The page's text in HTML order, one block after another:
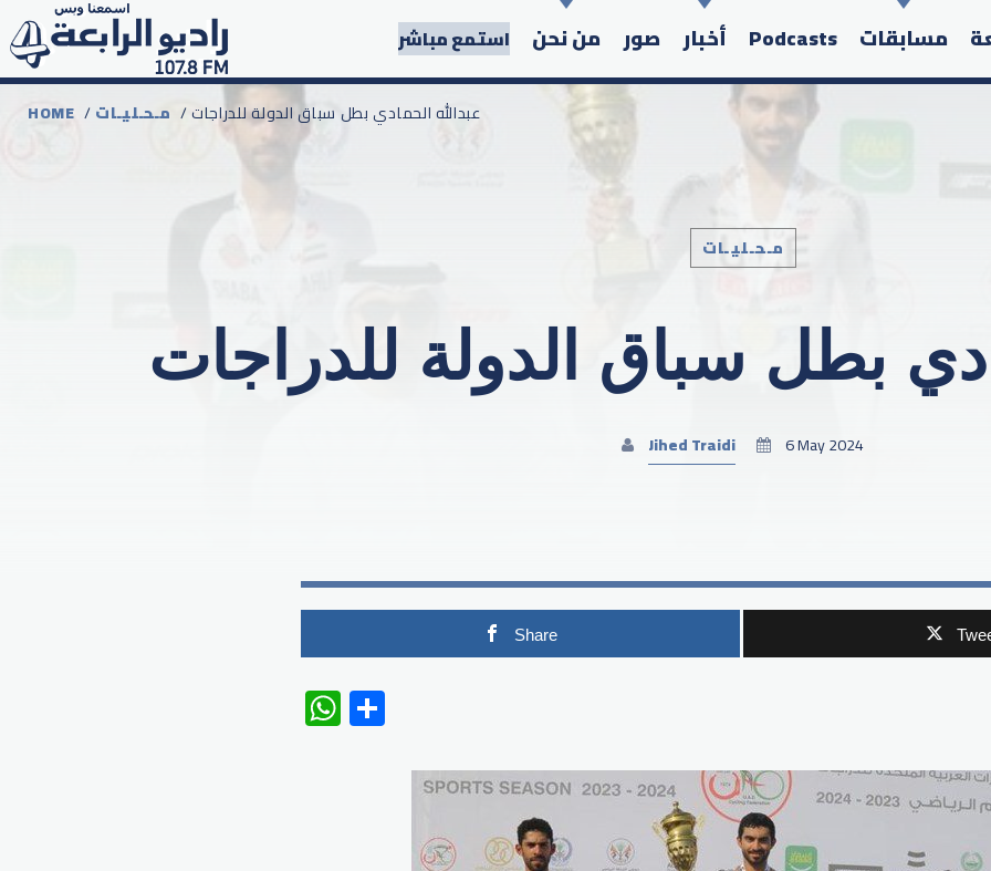
مسابقات Podcasts أخبار صور من نحن استمع مباشر
Search in the website:
HOME /مـحـليـات / عبدالله الحمادي بطل سباق الدولة للدراجات
مـحـليـات
بطل سباق الدولة للدراجات
Jihed Traidi 6 May 2024
Share
WhatsApp